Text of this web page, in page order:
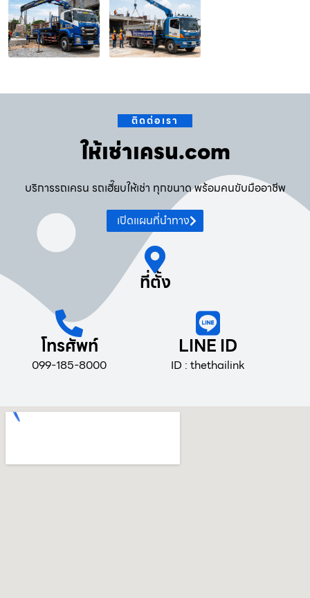
ติดต่อเรา
ให้เช่าเครน.com
บริการรถเครน รถเฮี๊ยบให้เช่า ทุกขนาด พร้อมคนขับมืออาชีพ
เปิดแผนที่นำทาง
ที่ตั้ง
โทรศัพท์
099-185-8000
LINE ID
ID : thethailink